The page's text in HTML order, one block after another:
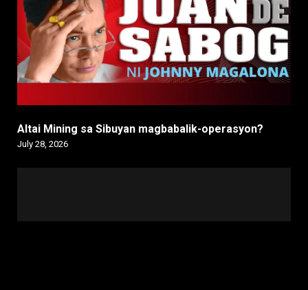
Altai Mining sa Sibuyan magbabalik-operasyon?
July 28, 2026